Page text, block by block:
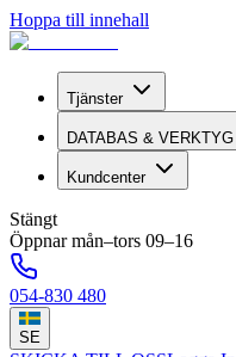
Hoppa till innehall
Tjänster
DATABAS & VERKTYG
Kundcenter
Stängt
Öppnar mån–tors 09–16
054-830 480
SE